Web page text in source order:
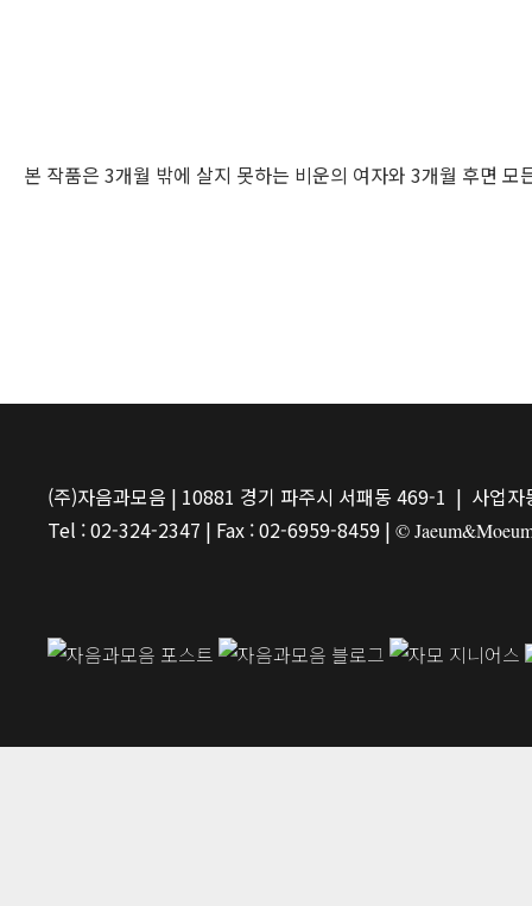
본 작품은 3개월 밖에 살지 못하는 비운의 여자와 3개월 후면
(주)자음과모음 | 10881 경기 파주시 서패동 469-1 | 사업
Tel : 02-324-2347 | Fax : 02-6959-8459 | ©